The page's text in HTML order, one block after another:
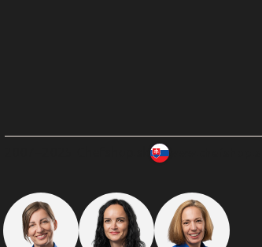
www.chefshop.sk